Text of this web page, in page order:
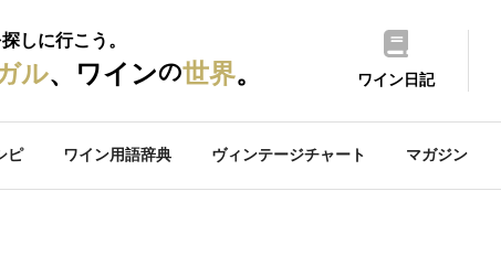
しに行こう。
ル、ワインの世界。 ワイン日記
ピ ワイン用語辞典 ヴィンテージチャート マガジン